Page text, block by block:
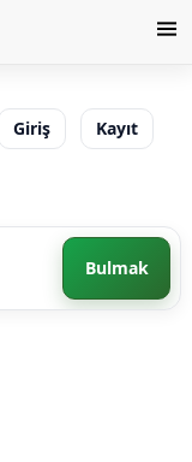
Giriş Kayıt
Bulmak